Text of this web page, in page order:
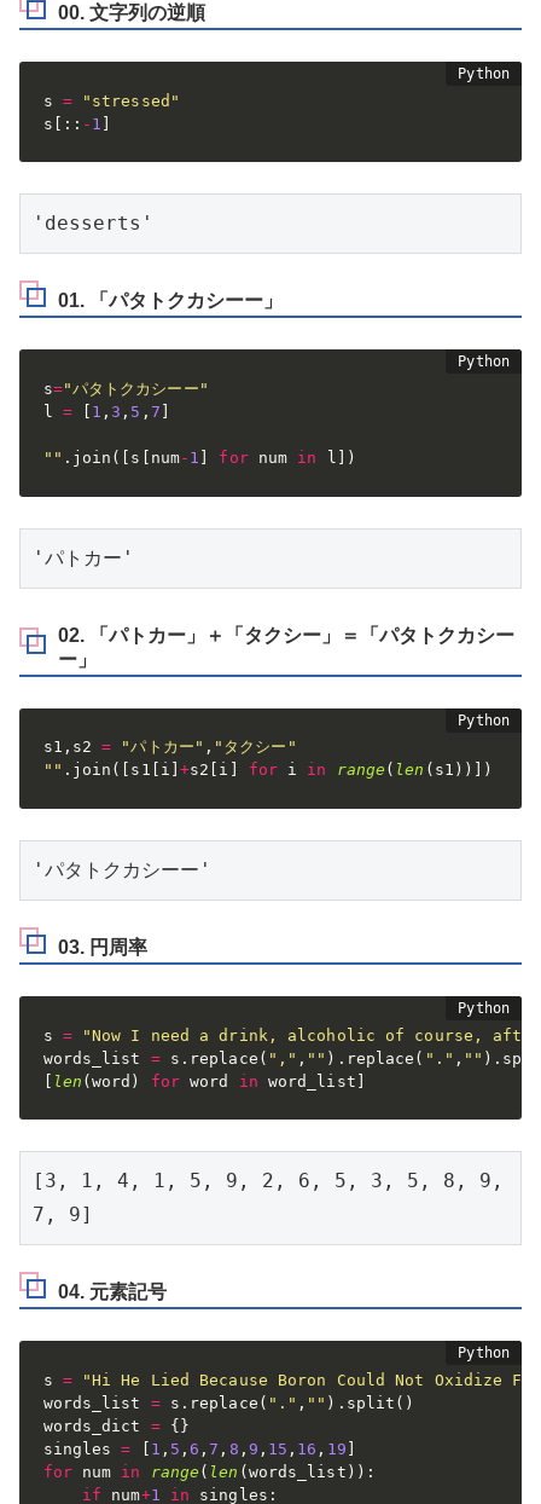
00. 文字列の逆順
s =
"stressed"
s [ : : - 1 ]
'desserts'
01. 「パタトクカシーー」
s="パタトクカシーー"
l = 1 ,3 , 5 , 7
"" . join ( s num- 1 for num in l )
'パトカー'
02. 「パトカー」＋「タクシー」＝「パタトクカシー
ー」
s1 , s2 = "パトカー" , "タクシー"
"" . join ( s1 i +s2 i for i in range ( len ( s1 ) ) )
'パタトクカシーー'
03. 円周率
s =
"Now I need a drink, alcoholic of course, after
words_list = s . replace ( "," , "" ) . replace ( "." , "" ) .
[ len (word ) for word in word_list ]
[3, 1, 4, 1, 5, 9, 2, 6, 5, 3, 5, 8, 9,
7, 9]
04. 元素記号
s =
"Hi He Lied Because Boron Could Not Oxidize
words_list = s . replace ( "." , "" ) . split ( )
words_dict = { }
singles = 1 , 5 ,6 ,7 , 8 , 9 , 15 , 16 , 19
for num in range ( len ( words_list ) ) :
if num+1 in singles :